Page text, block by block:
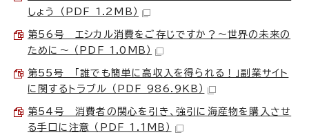
しょう （PDF 1.2MB）
第56号 エシカル消費をご存じですか？～世界の未来の
ために～ （PDF 1.0MB）
第55号 「誰でも簡単に高収入を得られる！」副業サイト
に関するトラブル （PDF 986.9KB）
第54号 消費者の関心を引き、強引に海産物を購入させ
る手口に注意 （PDF 1.1MB）